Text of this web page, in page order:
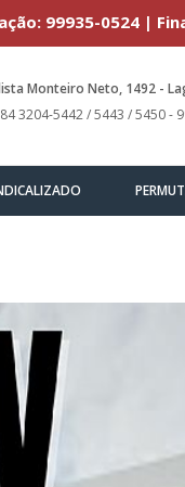
99935-0524 |
Monteiro Neto, 1492 -
3204-5442 / 5443 / 5450 -